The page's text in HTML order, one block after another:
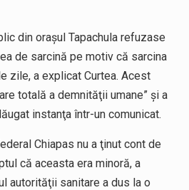
din oraşul Tapachula refuzase
de sarcină pe motiv că sarcina
zile, a explicat Curtea. Acest
totală a demnităţii umane” şi a
instanţa într-un comunicat.
Chiapas nu a ţinut cont de
că aceasta era minoră, a
autorităţii sanitare a dus la o